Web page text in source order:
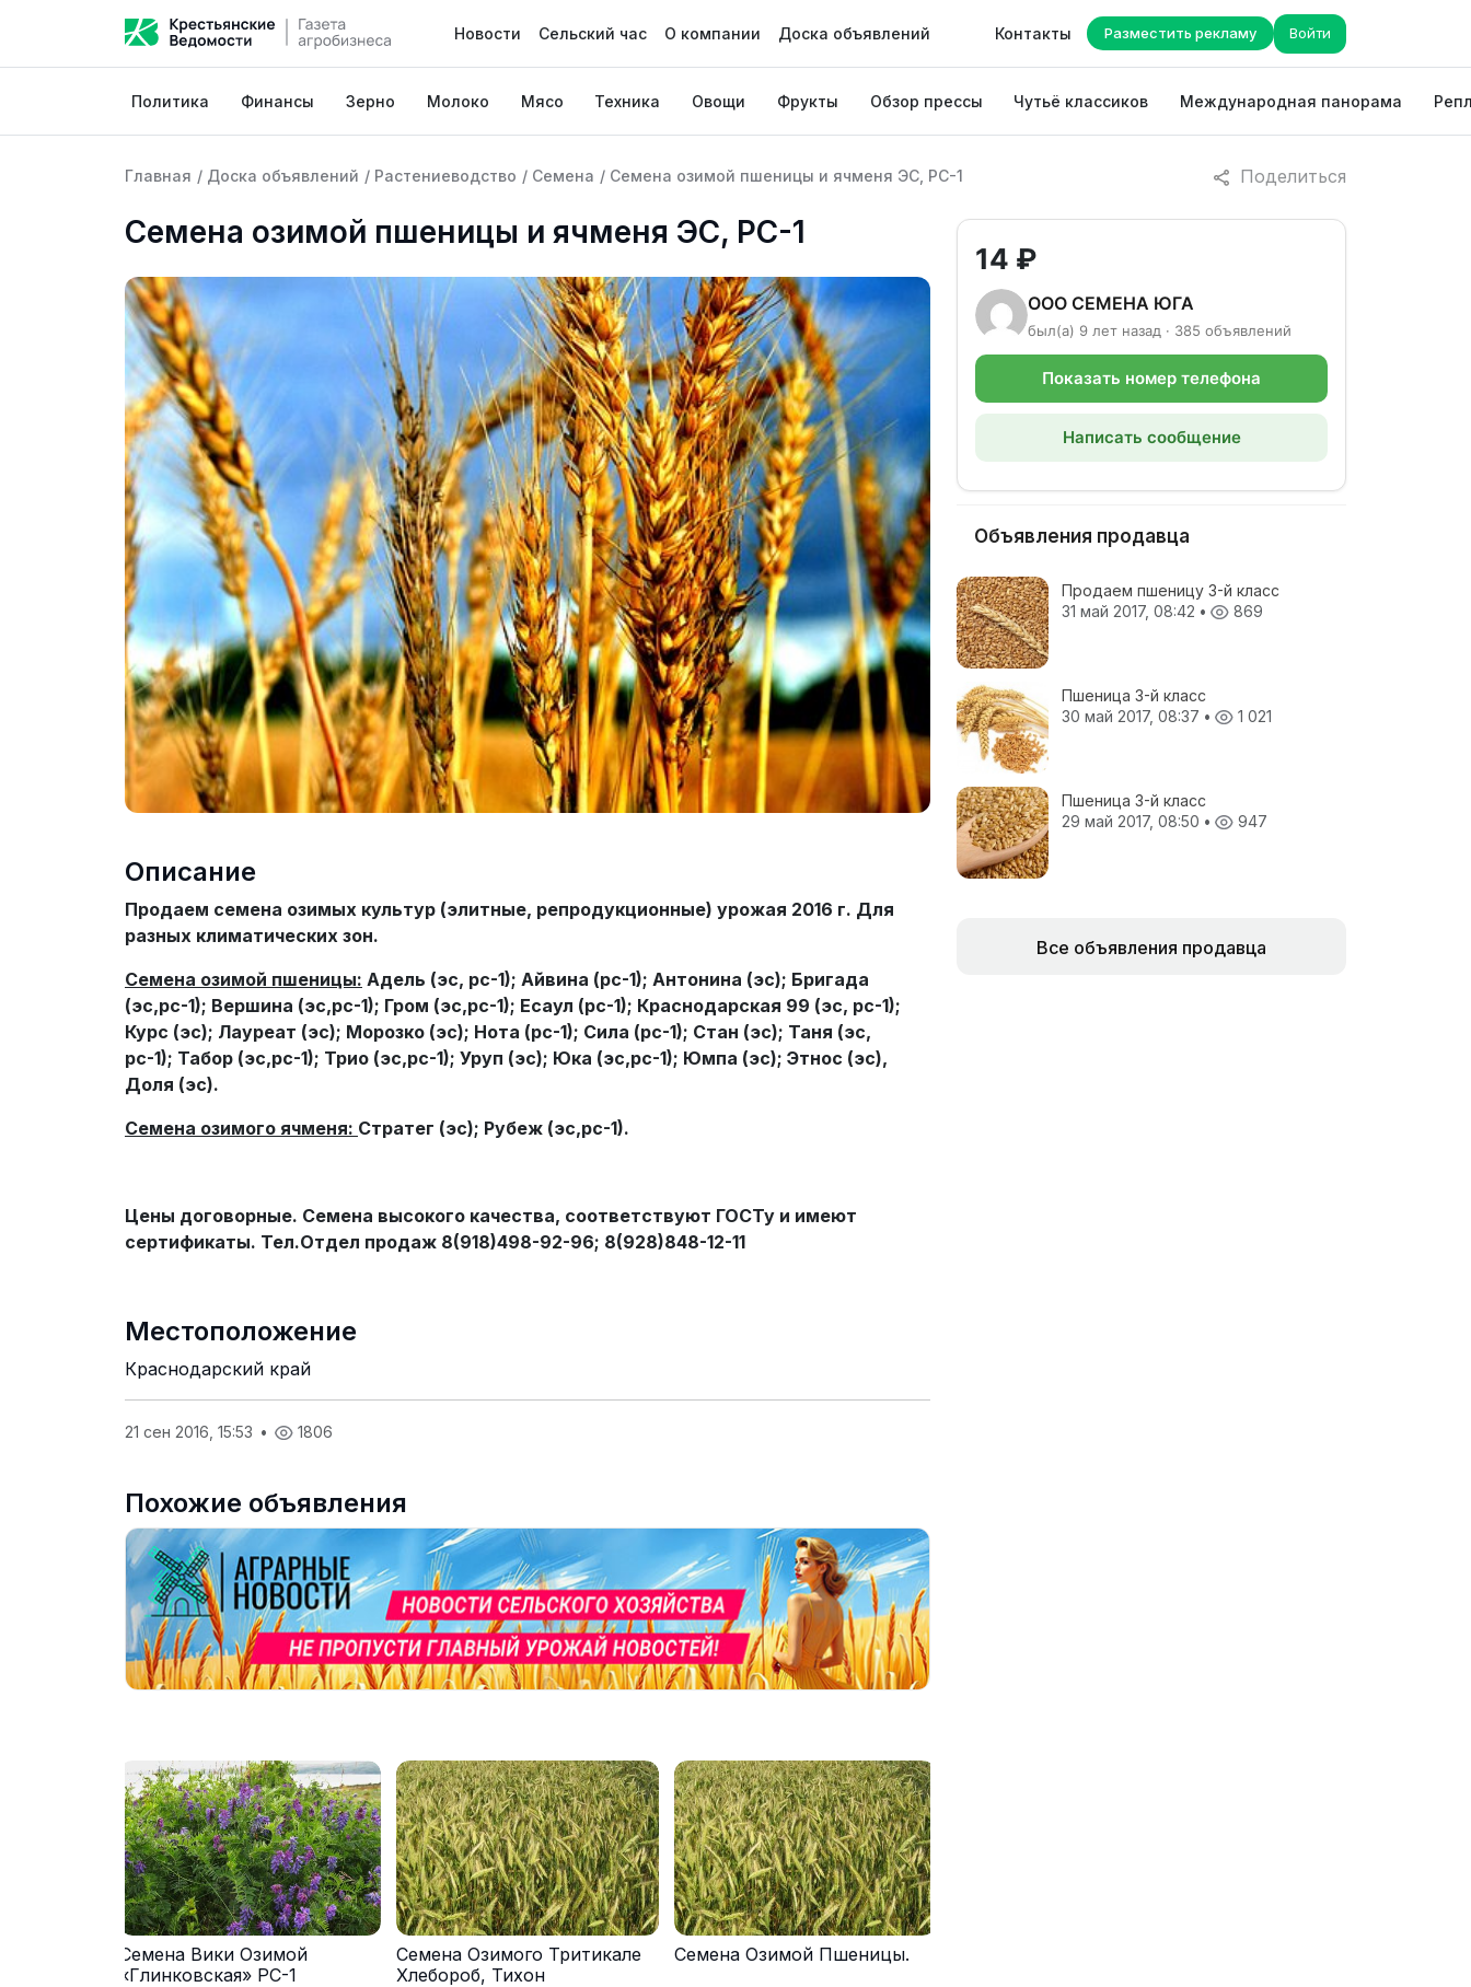
Новости Сельский час О компании Доска объявлений Контакты Разместить рекламу Войти
Политика Финансы Зерно Молоко Мясо Техника Овощи Фрукты Обзор прессы Чутьё классиков Международная панорама
Поделиться
Главная / Доска объявлений / Растениеводство / Семена / Семена озимой пшеницы и ячменя ЭС, РС-1
Семена озимой пшеницы и ячменя ЭС, РС-1
Описание
Продаем семена озимых культур (элитные, репродукционные) урожая 2016 г. Для
разных климатических зон.
Семена озимой пшеницы: Адель (эс, рс-1); Айвина (рс-1); Антонина (эс); Бригада
(эс,рс-1); Вершина (эс,рс-1); Гром (эс,рс-1); Есаул (рс-1); Краснодарская 99 (эс, рс-1);
Курс (эс); Лауреат (эс); Морозко (эс); Нота (рс-1); Сила (рс-1); Стан (эс); Таня (эс,
рс-1); Табор (эс,рс-1); Трио (эс,рс-1); Уруп (эс); Юка (эс,рс-1); Юмпа (эс); Этнос (эс),
Доля (эс).
Семена озимого ячменя: Стратег (эс); Рубеж (эс,рс-1).
Цены договорные. Семена высокого качества, соответствуют ГОСТу и имеют
сертификаты. Тел.Отдел продаж 8(918)498-92-96; 8(928)848-12-11
Местоположение
Краснодарский край
21 сен 2016, 15:53 • 1806
Похожие объявления
Семена Вики Озимой
«Глинковская» РС-1
Семена Озимого Тритикале
Хлебороб, Тихон
Семена Озимой Пшеницы.
14 ₽
ООО СЕМЕНА ЮГА
был(а) 9 лет назад · 385 объявлений
Показать номер телефона
Написать сообщение
Объявления продавца
Продаем пшеницу 3-й класс
31 май 2017, 08:42 • 869
Пшеница 3-й класс
30 май 2017, 08:37 • 1 021
Пшеница 3-й класс
29 май 2017, 08:50 • 947
Все объявления продавца